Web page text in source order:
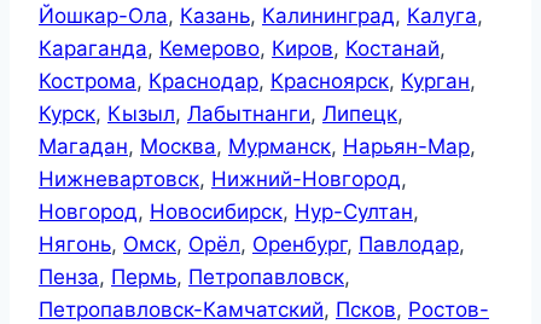
Йошкар-Ола, Казань, Калининград, Калуга,
Караганда, Кемерово, Киров, Костанай,
Кострома, Краснодар, Красноярск, Курган,
Курск, Кызыл, Лабытнанги, Липецк,
Магадан, Москва, Мурманск, Нарьян-Мар,
Нижневартовск, Нижний-Новгород,
Новгород, Новосибирск, Нур-Султан,
Нягонь, Омск, Орёл, Оренбург, Павлодар,
Пенза, Пермь, Петропавловск,
Петропавловск-Камчатский, Псков, Ростов-